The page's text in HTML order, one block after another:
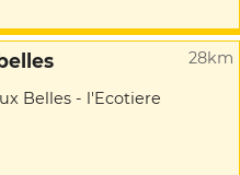
28km
Belles - l'Ecotiere